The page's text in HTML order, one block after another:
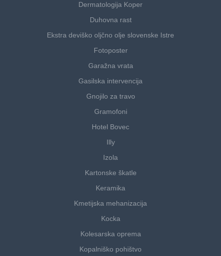
Dermatologija Koper
Duhovna rast
Ekstra deviško oljčno olje slovenske Istre
Fotoposter
Garažna vrata
Gasilska intervencija
Gnojilo za travo
Gramofoni
Hotel Bovec
Illy
Izola
Kartonske škatle
Keramika
Kmetijska mehanizacija
Kocka
Kolesarska oprema
Kopalniško pohištvo